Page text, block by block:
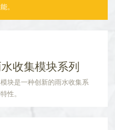
。
收集模块系列
块是一种创新的雨水收集系
性。